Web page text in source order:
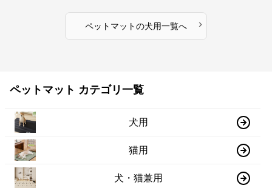
ペットマットの犬用一覧へ ›
ペットマット カテゴリ一覧
犬用
猫用
犬・猫兼用